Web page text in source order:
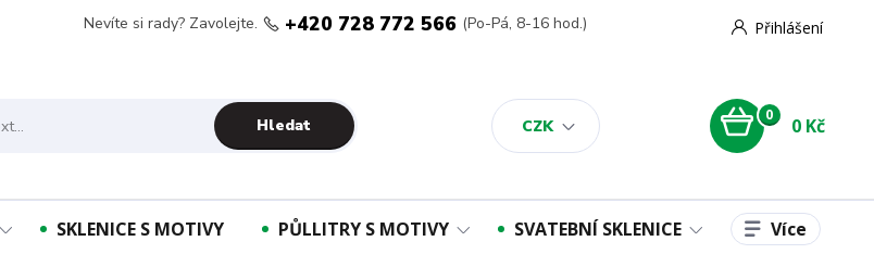
CZK
Přihlášení
Hledat
Nevíte si rady? Zavolejte. +420 728 772 566 (Po-Pá, 8-16 hod.)
0 0 Kč
SKLENICE S MOTIVY PŮLLITRY S MOTIVY SVATEBNÍ SKLENICE Více